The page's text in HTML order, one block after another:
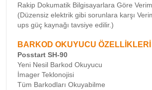
Rakip Dokumatik Bilgisayarlara Göre
(Düzensiz elektrik gibi sorunlara karşı
ups güç kaynağı tavsiye edilir.)
BARKOD OKUYUCU ÖZELLİKLERİ
Posstart SH-90
Yeni Nesil Barkod Okuyucu
İmager Teklonojisi
Tüm Barkodları Okuyabilme